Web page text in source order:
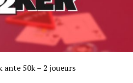
ante 50k – 2 joueurs